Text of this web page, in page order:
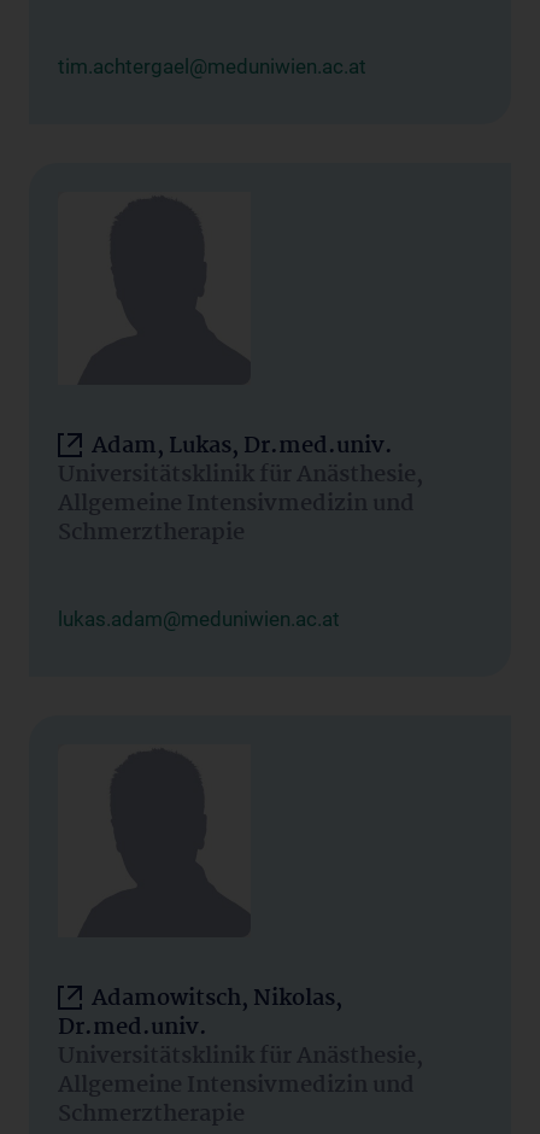
tim.achtergael@meduniwien.ac.at
Adam, Lukas, Dr.med.univ.
Universitätsklinik für Anästhesie,
Allgemeine Intensivmedizin und
Schmerztherapie
lukas.adam@meduniwien.ac.at
Adamowitsch, Nikolas,
Dr.med.univ.
Universitätsklinik für Anästhesie,
Allgemeine Intensivmedizin und
Schmerztherapie